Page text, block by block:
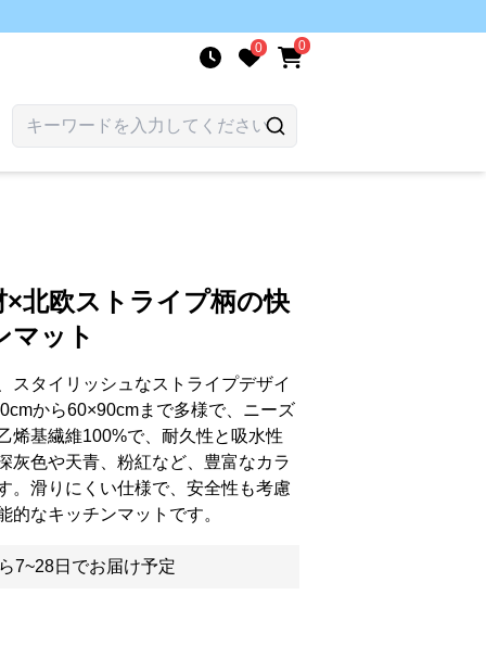
0 0
北欧ストライプ柄の快
マット
スタイリッシュなストライプデザイ
から60×90cmまで多様で、ニーズ
烯基繊維100%で、耐久性と吸水性
灰色や天青、粉紅など、豊富なカラ
。滑りにくい仕様で、安全性も考慮
的なキッチンマットです。
7~28日でお届け予定